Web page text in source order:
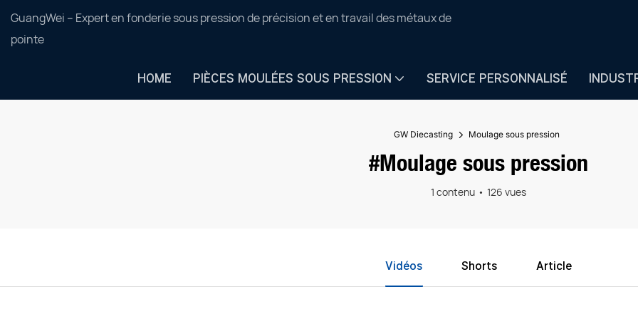
GuangWei – Expert en fonderie sous pression de précision et en travail des métaux de
pointe
HOME PIÈCES MOULÉES SOUS PRESSION SERVICE PERSONNALISÉ
GW Diecasting Moulage sous pression
#Moulage sous pression
1 contenu 126 vues
Vidéos Shorts Article